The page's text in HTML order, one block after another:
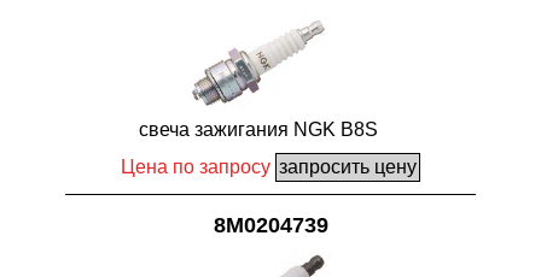
свеча зажигания NGK B8S
Цена по запросу
8M0204739